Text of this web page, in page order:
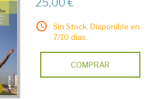
25,00 €
Sin Stock. Disponible en
7/10 días.
COMPRAR